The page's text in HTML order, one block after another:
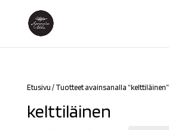
Etusivu / Tuotteet avainsanalla “kelttiläinen”
kelttiläinen